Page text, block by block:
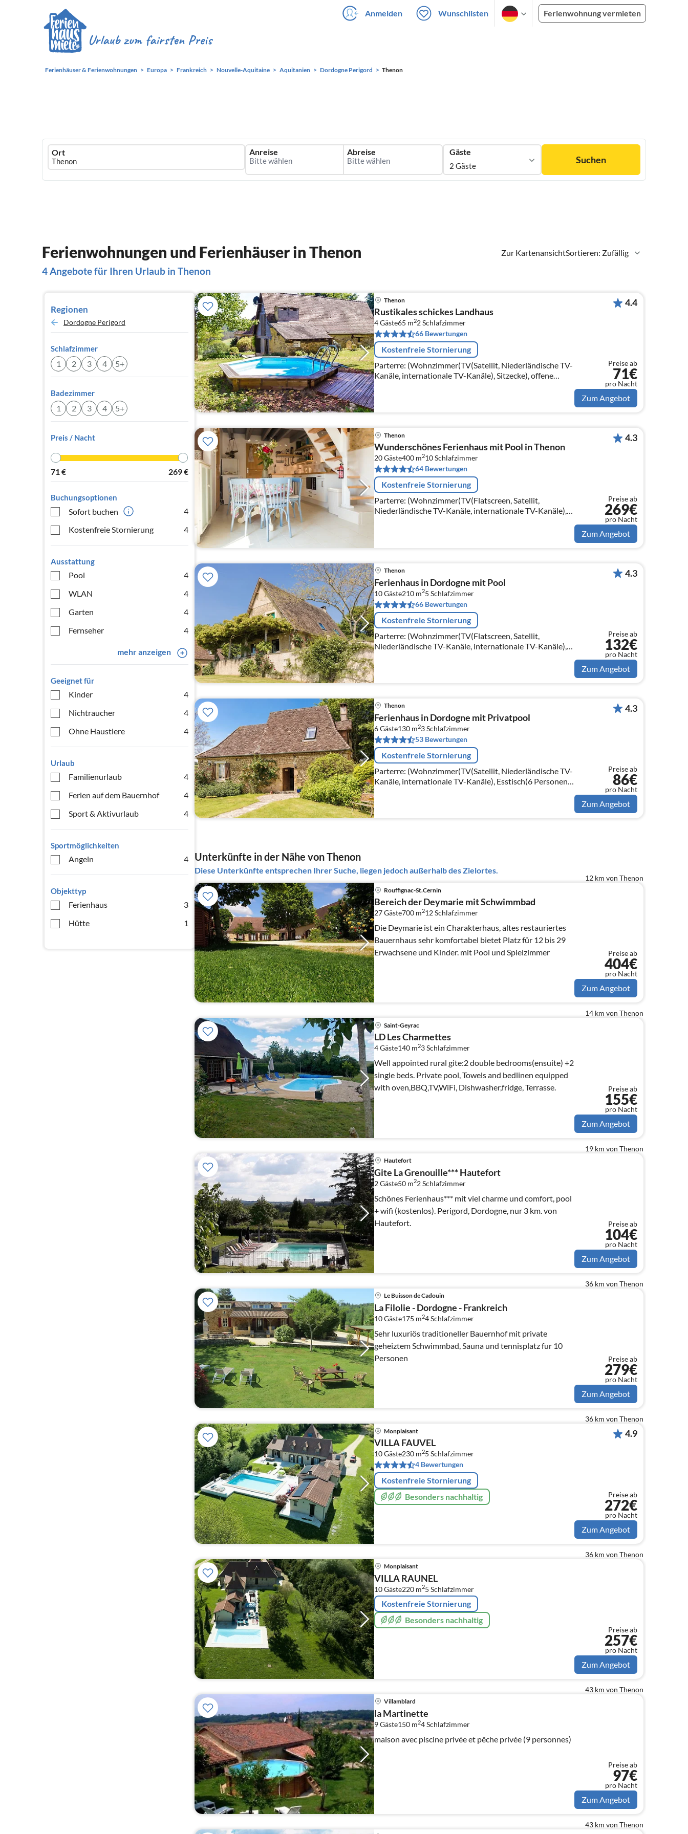
Anmelden Wunschlisten Ferienwohnung vermieten
Ferienhäuser & Ferienwohnungen Europa Frankreich Nouvelle-Aquitaine Aquitanien Dordogne Perigord Thenon
Ferienhausmiete
logo
Ort Anreise Abreise Gäste
2 Gäste
Suchen
Zur KartenansichtSortieren: Zufällig
Ferienwohnungen und Ferienhäuser in Thenon
4 Angebote für Ihren Urlaub in Thenon
Regionen
Dordogne Perigord
Schlafzimmer
1 2 3 4 5+
Badezimmer
1 2 3 4 5+
Preis / Nacht
71€ 269€
Buchungsoptionen
Sofort buchen
4
Kostenfreie Stornierung
4
Ausstattung
Pool
4
WLAN
4
Garten
4
Fernseher
4
mehr anzeigen
Geeignet für
Kinder
4
Nichtraucher
4
Ohne Haustiere
4
Urlaub
Familienurlaub
4
Ferien auf dem Bauernhof
4
Sport & Aktivurlaub
4
Sportmöglichkeiten
Angeln 4
Objekttyp
Ferienhaus
3
Hütte
1
Thenon
Rustikales schickes Landhaus
4 Gäste65 m22Schlafzimmer
66 Bewertungen
Kostenfreie Stornierung
Parterre: (Wohnzimmer(TV(Satellit, Niederländische TV-
Kanäle, internationale TV-Kanäle), Sitzecke), offene
Küche(Esstisch(4 Personen)
4.4
Preise ab
71€
pro Nacht
Zum Angebot
Thenon
Wunderschönes Ferienhaus mit Pool in Thenon
20 Gäste400 m210Schlafzimmer
64 Bewertungen
Kostenfreie Stornierung
Parterre: (Wohnzimmer(TV(Flatscreen, Satellit,
Niederländische TV-Kanäle, internationale TV-Kanäle),
4.3
Preise ab
269€
pro Nacht
Zum Angebot
Thenon
Ferienhaus in Dordogne mit Pool
10 Gäste210 m25 Schlafzimmer
66 Bewertungen
Kostenfreie Stornierung
Parterre: (Wohnzimmer(TV(Flatscreen, Satellit,
Niederländische TV-Kanäle, internationale TV-Kanäle),
Esstisch(10 Personen), Ofen(Holz), Sitzecke)
4.3
Preise ab
132€
pro Nacht
Zum Angebot
Thenon
Ferienhaus in Dordogne mit Privatpool
6 Gäste130 m23Schlafzimmer
53 Bewertungen
Kostenfreie Stornierung
Parterre: (Wohnzimmer(TV(Satellit, Niederländische TV-
Kanäle, internationale TV-Kanäle), Esstisch(6 Personen),
Herd(Holz), Sitzecke)
4.3
Preise ab
86€
pro Nacht
Zum Angebot
Unterkünfte in der Nähe von Thenon
Diese Unterkünfte entsprechen Ihrer Suche, liegen jedoch außerhalb des Zielortes.
12 km von Thenon
Rouffignac-St.Cernin
Bereich der Deymarie mit Schwimmbad
27 Gäste700 m212Schlafzimmer
Die Deymarie ist ein Charakterhaus, altes restauriertes
Bauernhaus sehr komfortabel bietet Platz für 12 bis 29
Erwachsene und Kinder. mit Pool und Spielzimmer
Preise ab
404€
pro Nacht
Zum Angebot
14 km von Thenon
Saint-Geyrac
LD Les Charmettes
4 Gäste140 m23Schlafzimmer
Well appointed rural gite:2 double bedrooms(ensuite) +2
single beds. Private pool, Towels and bedlinen equipped
with oven,BBQ,TV,WiFi, Dishwasher,fridge, Terrasse.
Preise ab
155€
pro Nacht
Zum Angebot
19 km von Thenon
Hautefort
Gite La Grenouille*** Hautefort
2 Gäste50 m22Schlafzimmer
Schönes Ferienhaus*** mit viel charme und comfort, pool
+ wifi (kostenlos). Perigord, Dordogne, nur 3 km. von
Hautefort.
Preise ab
104€
pro Nacht
Zum Angebot
36 km von Thenon
Le Buisson de Cadouin
La Filolie - Dordogne - Frankreich
10 Gäste175 m24Schlafzimmer
Sehr luxuriös traditioneller Bauernhof mit private
geheiztem Schwimmbad, Sauna und tennisplatz fur 10
Personen
Preise ab
279€
pro Nacht
Zum Angebot
36 km von Thenon
Monplaisant
VILLA FAUVEL
10 Gäste230 m25 Schlafzimmer
4 Bewertungen
Kostenfreie Stornierung
Besonders nachhaltig
4.9
Preise ab
272€
pro Nacht
Zum Angebot
36 km von Thenon
Monplaisant
VILLA RAUNEL
10 Gäste220 m25 Schlafzimmer
Kostenfreie Stornierung
Besonders nachhaltig
Preise ab
257€
pro Nacht
Zum Angebot
43 km von Thenon
Villamblard
la Martinette
9 Gäste150 m24Schlafzimmer
maison avec piscine privée et pêche privée (9 personnes)
Preise ab
97€
pro Nacht
Zum Angebot
43 km von Thenon